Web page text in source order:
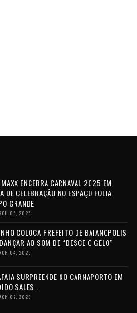
MAXX ENCERRA CARNAVAL 2025 EM
DE CELEBRAÇÃO NO ESPAÇO FOLIA
GRANDE
05, 2025
COLOCA PREFEITO DE BAIANOPOLIS
AO SOM DE “DESCE O GELO”
04, 2025
SURPREENDE NO CARNAPORTO EM
SALES .
02, 2025